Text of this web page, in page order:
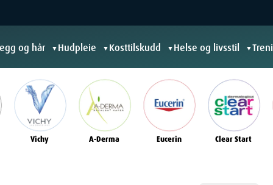
og hår ▼ Hudpleie ▼ Kosttilskudd ▼ Helse og livsstil ▼
Vichy A-Derma Eucerin Clear Start